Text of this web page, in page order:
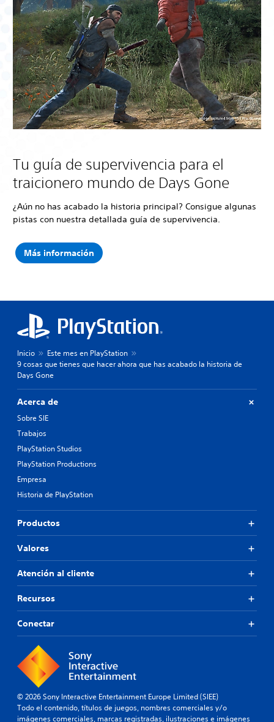
Tu guía de supervivencia para el
traicionero mundo de Days Gone
¿Aún no has acabado la historia principal? Consigue algunas
pistas con nuestra detallada guía de supervivencia.
Más información
Inicio
Este mes en PlayStation
9 cosas que tienes que hacer ahora que has acabado la historia de
Days Gone
Acerca de
Sobre SIE
Trabajos
PlayStation Studios
PlayStation Productions
Empresa
Historia de PlayStation
Productos
Valores
Atención al cliente
Recursos
Conectar
© 2026 Sony Interactive Entertainment Europe Limited (SIEE)
Todo el contenido, títulos de juegos, nombres comerciales y/o
imágenes comerciales, marcas registradas, ilustraciones e imágenes